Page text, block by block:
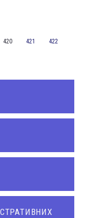
420 421 422